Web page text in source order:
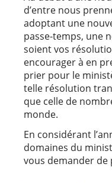
d’entre nous
adoptant une
passe-temps, une
soient vos
encourager à en
prier pour le
telle résolution
que celle de
monde.
En considérant
domaines du
vous demander de